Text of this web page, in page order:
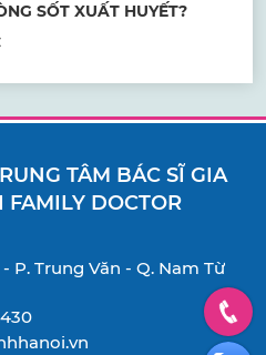
SỐT XUẤT HUYẾT?
TÂM BÁC SĨ GIA
DOCTOR
P. Trung Văn - Q. Nam Từ